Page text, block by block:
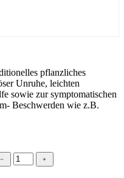
pflanzliches
Unruhe, leichten
sowie zur symptomatischen
Beschwerden wie z.B.
﹣
﹢